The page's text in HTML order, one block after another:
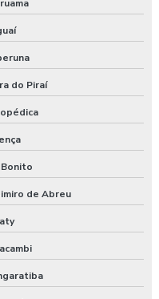
e meio ambiente
do trabalho
do Piraí
Bonito
de Abreu